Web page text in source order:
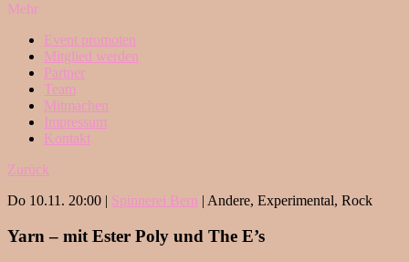
Mehr
Event promoten
Mitglied werden
Partner
Team
Mitmachen
Impressum
Kontakt
Zurück
Do 10.11. 20:00 | Spinnerei Bern | Andere, Experimental, Rock
Yarn – mit Ester Poly und The E’s